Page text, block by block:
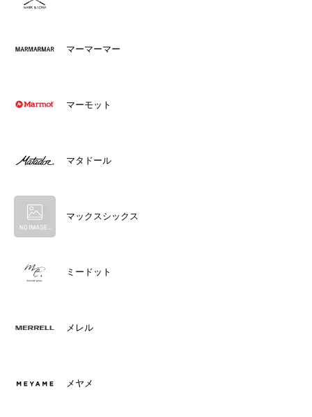
マーマーマー
マーモット
マタドール
マックスシックス
ミードット
メレル
メヤメ